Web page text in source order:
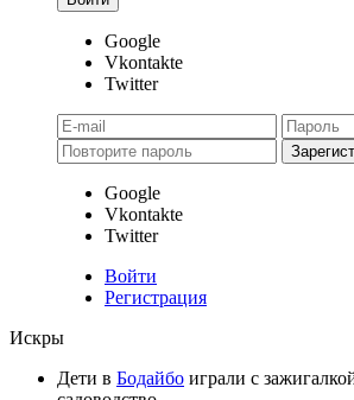
Google
Vkontakte
Twitter
Google
Vkontakte
Twitter
Войти
Регистрация
Искры
Дети в Бодайбо играли с